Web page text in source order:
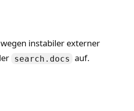
instabiler externer
search.docs auf.